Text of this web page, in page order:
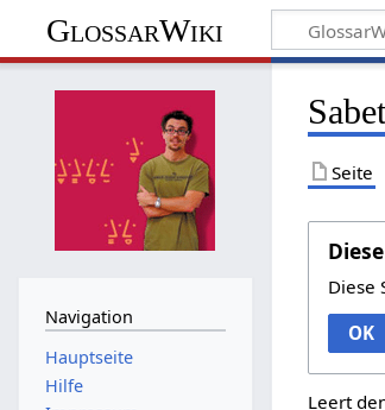
GlossarWiki
Seite
Diese
OK
Leert
Navigation
Hauptseite
Hilfe